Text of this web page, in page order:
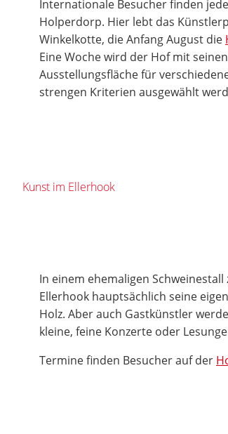
Internationale Besucher finden
Holperdorp. Hier lebt das
Winkelkotte, die Anfang August die
Eine Woche wird der Hof mit
Ausstellungsfläche für
strengen Kriterien ausgewählt
Kunst im Ellerhook
In einem ehemaligen
Ellerhook hauptsächlich seine
Holz. Aber auch Gastkünstler
kleine, feine Konzerte oder
Termine finden Besucher auf der